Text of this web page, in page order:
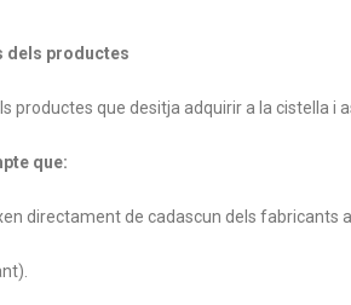
dels productes
que desitja adquirir a la cistella i
que:
directament de cadascun dels fabricants